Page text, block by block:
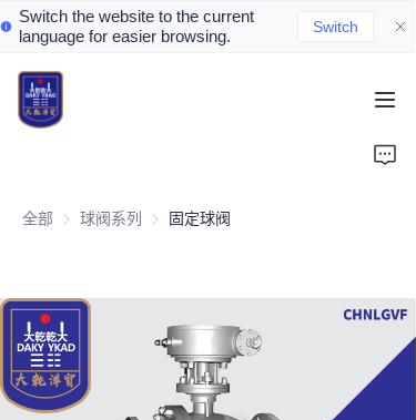
Switch the website to the current
language for easier browsing.
Switch
全部 球阀系列 球阀系列
固定球阀
Home
Valve Products
Valve News
Contact Us